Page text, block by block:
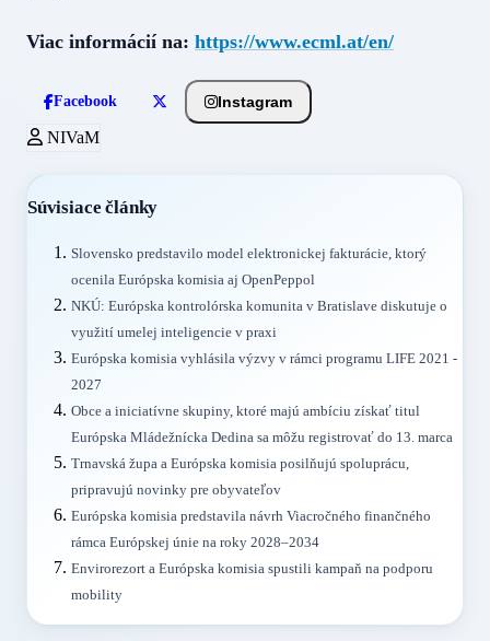
Viac informácií na: https://www.ecml.at/en/
Facebook Instagram
NIVaM
Súvisiace články
Slovensko predstavilo model elektronickej fakturácie, ktorý
ocenila Európska komisia aj OpenPeppol
NKÚ: Európska kontrolórska komunita v Bratislave diskutuje o
využití umelej inteligencie v praxi
Európska komisia vyhlásila výzvy v rámci programu LIFE 2021 -
2027
Obce a iniciatívne skupiny, ktoré majú ambíciu získať titul
Európska Mládežnícka Dedina sa môžu registrovať do 13. marca
Trnavská župa a Európska komisia posilňujú spoluprácu,
pripravujú novinky pre obyvateľov
Európska komisia predstavila návrh Viacročného finančného
rámca Európskej únie na roky 2028–2034
Envirorezort a Európska komisia spustili kampaň na podporu
mobility